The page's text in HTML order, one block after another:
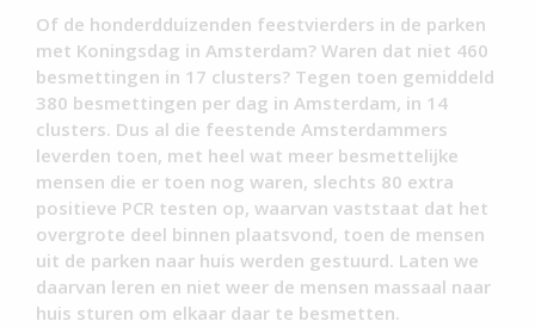
Of de honderdduizenden feestvierders in de parken
met Koningsdag in Amsterdam? Waren dat niet 460
besmettingen in 17 clusters? Tegen toen gemiddeld
380 besmettingen per dag in Amsterdam, in 14
clusters. Dus al die feestende Amsterdammers
leverden toen, met heel wat meer besmettelijke
mensen die er toen nog waren, slechts 80 extra
positieve PCR testen op, waarvan vaststaat dat het
overgrote deel binnen plaatsvond, toen de mensen
uit de parken naar huis werden gestuurd. Laten we
daarvan leren en niet weer de mensen massaal naar
huis sturen om elkaar daar te besmetten.